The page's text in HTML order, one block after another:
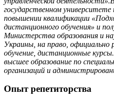
государственном университете
повышении квалификации
дистанционного обучения» и
Министерства образования и
Украины, на право, официально
обучение, дистанционные
высшее образование по
организаций и
Опыт репетиторства